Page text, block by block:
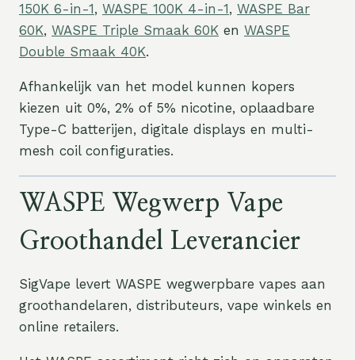
150K 6-in-1, WASPE 100K 4-in-1, WASPE Bar
60K, WASPE Triple Smaak 60K en WASPE
Double Smaak 40K.
Afhankelijk van het model kunnen kopers
kiezen uit 0%, 2% of 5% nicotine, oplaadbare
Type-C batterijen, digitale displays en multi-
mesh coil configuraties.
WASPE Wegwerp Vape
Groothandel Leverancier
SigVape levert WASPE wegwerpbare vapes aan
groothandelaren, distributeurs, vape winkels en
online retailers.